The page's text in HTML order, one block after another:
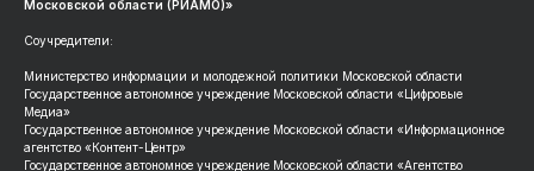
Московской области (РИАМО)»
Соучредители:
Министерство информации и молодежной политики Московской области
Государственное автономное учреждение Московской области «Цифровые
Медиа»
Государственное автономное учреждение Московской области «Информационное
агентство «Контент-Центр»
Государственное автономное учреждение Московской области «Агентство